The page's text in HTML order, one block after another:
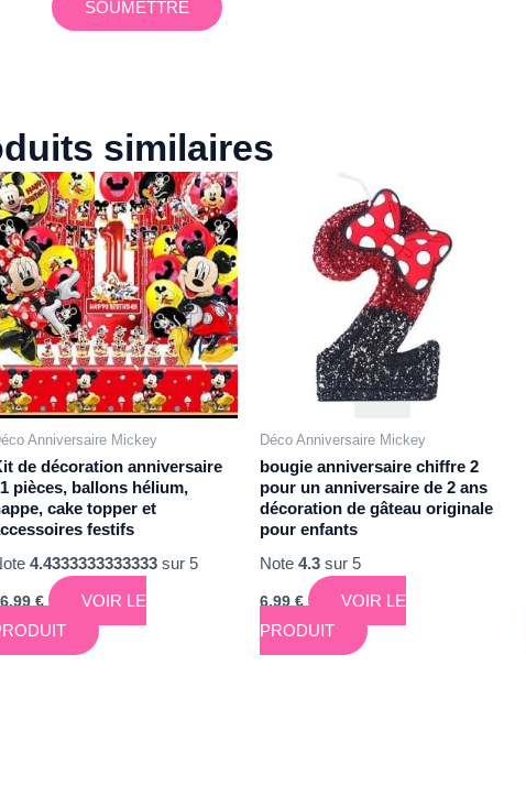
similaires
Anniversaire Mickey
de décoration anniversaire
pièces, ballons hélium,
cake topper et
festifs
4.4333333333333 sur 5
€
VOIR LE
Déco Anniversaire Mickey
bougie anniversaire chiffre 2
pour un anniversaire de 2 ans
décoration de gâteau originale
pour enfants
Note 4.3sur 5
6,99€
VOIR LE
PRODUIT